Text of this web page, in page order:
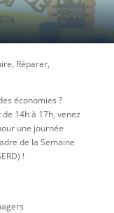
Réparer,
économies ?
14h à 17h, venez
une journée
de la Semaine
!